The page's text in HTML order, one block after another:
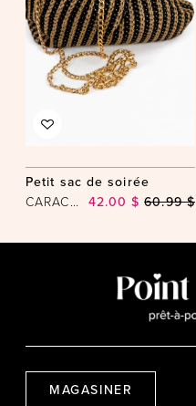
Petit sac de soirée
CARACOL 42.00 $ 60.99 $
MAGASINER